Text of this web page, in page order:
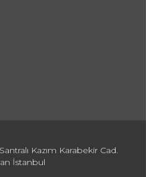
Kazım Karabekir Cad.
İstanbul